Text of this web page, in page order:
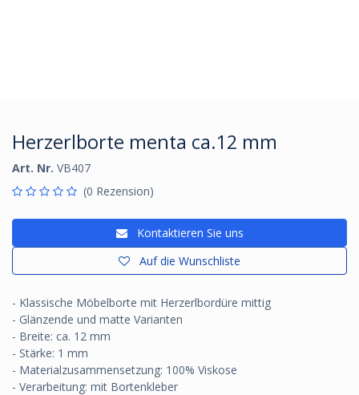
Herzerlborte menta ca.12 mm
Art. Nr. VB407
(0 Rezension)
Kontaktieren Sie uns
Auf die Wunschliste
- Klassische Möbelborte mit Herzerlbordüre mittig
- Glänzende und matte Varianten
- Breite: ca. 12 mm
- Stärke: 1 mm
- Materialzusammensetzung: 100% Viskose
- Verarbeitung: mit Bortenkleber